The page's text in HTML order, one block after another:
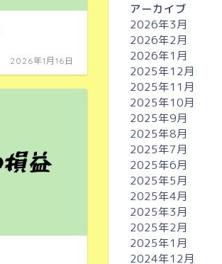
2026年1月16日
アーカイブ
2026年3月
2026年2月
2026年1月
2025年12月
2025年11月
2025年10月
2025年9月
2025年8月
2025年7月
2025年6月
2025年5月
2025年4月
2025年3月
2025年2月
2025年1月
2024年12月